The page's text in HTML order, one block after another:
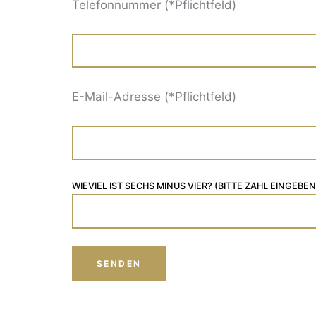
Telefonnummer (*Pflichtfeld)
E-Mail-Adresse (*Pflichtfeld)
WIEVIEL IST SECHS MINUS VIER? (BITTE ZAHL